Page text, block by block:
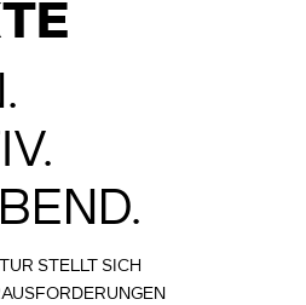
STELLT SICH